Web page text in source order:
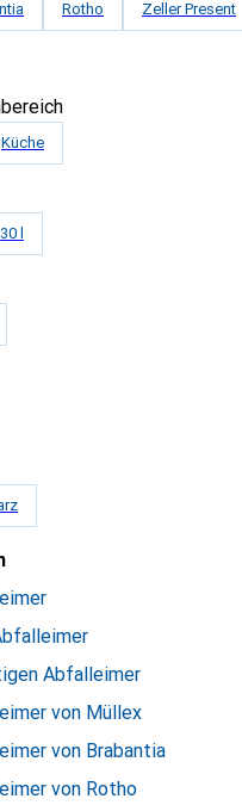
Rotho Zeller Present
Küche
30 l
Abfalleimer
von Müllex
von Brabantia
von Rotho